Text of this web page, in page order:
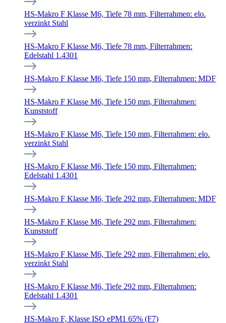
HS-Makro F Klasse M6, Tiefe 78 mm, Filterrahmen: elo.
verzinkt Stahl
HS-Makro F Klasse M6, Tiefe 78 mm, Filterrahmen:
Edelstahl 1.4301
HS-Makro F Klasse M6, Tiefe 150 mm, Filterrahmen: MDF
HS-Makro F Klasse M6, Tiefe 150 mm, Filterrahmen:
Kunststoff
HS-Makro F Klasse M6, Tiefe 150 mm, Filterrahmen: elo.
verzinkt Stahl
HS-Makro F Klasse M6, Tiefe 150 mm, Filterrahmen:
Edelstahl 1.4301
HS-Makro F Klasse M6, Tiefe 292 mm, Filterrahmen: MDF
HS-Makro F Klasse M6, Tiefe 292 mm, Filterrahmen:
Kunststoff
HS-Makro F Klasse M6, Tiefe 292 mm, Filterrahmen: elo.
verzinkt Stahl
HS-Makro F Klasse M6, Tiefe 292 mm, Filterrahmen:
Edelstahl 1.4301
HS-Makro F, Klasse ISO ePM1 65% (F7)